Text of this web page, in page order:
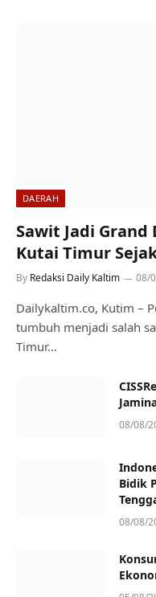
DAERAH
Sawit Jadi
Kutai Timur
By Redaksi Daily Kaltim 08/
Dailykaltim.co, Kutim –
tumbuh menjadi salah
Timur…
08/08/
Bidik
08/08/